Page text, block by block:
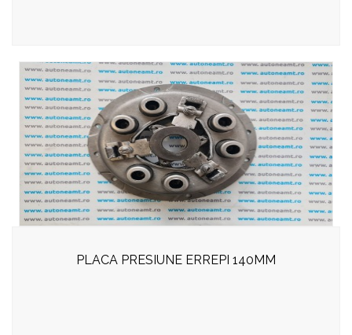
PLACA PRESIUNE ERREPI 140MM